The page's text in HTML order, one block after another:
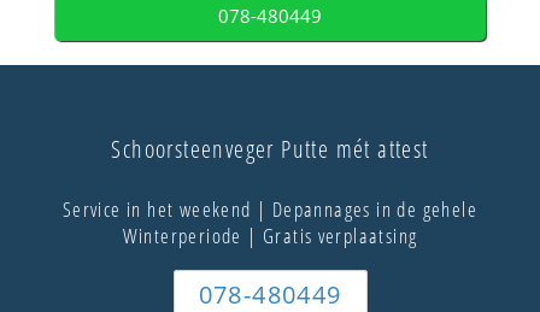
078-480449
Schoorsteenveger Putte mét attest
Service in het weekend | Depannages in de gehele
Winterperiode | Gratis verplaatsing
078-480449